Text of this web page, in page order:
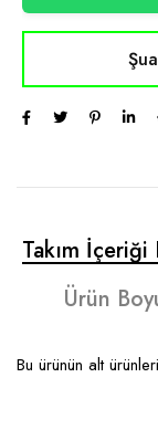
Takım İçeriği
Ürün
Bu ürünün alt